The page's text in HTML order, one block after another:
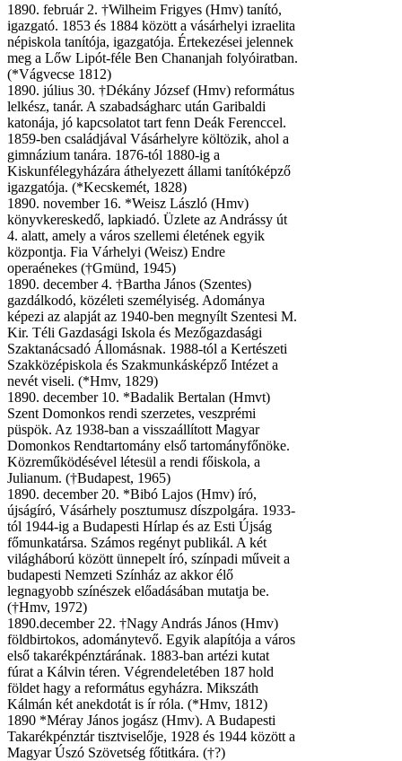
1890. február 2. †Wilheim Frigyes (Hmv) tanító,
igazgató. 1853 és 1884 között a vásárhelyi izraelita
népiskola tanítója, igazgatója. Értekezései jelennek
meg a Lőw Lipót-féle Ben Chananjah folyóiratban.
(*Vágvecse 1812)
1890. július 30. †Dékány József (Hmv) református
lelkész, tanár. A szabadságharc után Garibaldi
katonája, jó kapcsolatot tart fenn Deák Ferenccel.
1859-ben családjával Vásárhelyre költözik, ahol a
gimnázium tanára. 1876-tól 1880-ig a
Kiskunfélegyházára áthelyezett állami tanítóképző
igazgatója. (*Kecskemét, 1828)
1890. november 16. *Weisz László (Hmv)
könyvkereskedő, lapkiadó. Üzlete az Andrássy út
4. alatt, amely a város szellemi életének egyik
központja. Fia Várhelyi (Weisz) Endre
operaénekes (†Gmünd, 1945)
1890. december 4. †Bartha János (Szentes)
gazdálkodó, közéleti személyiség. Adománya
képezi az alapját az 1940-ben megnyílt Szentesi M.
Kir. Téli Gazdasági Iskola és Mezőgazdasági
Szaktanácsadó Állomásnak. 1988-tól a Kertészeti
Szakközépiskola és Szakmunkásképző Intézet a
nevét viseli. (*Hmv, 1829)
1890. december 10. *Badalik Bertalan (Hmvt)
Szent Domonkos rendi szerzetes, veszprémi
püspök. Az 1938-ban a visszaállított Magyar
Domonkos Rendtartomány első tartományfőnöke.
Közreműködésével létesül a rendi főiskola, a
Julianum. (†Budapest, 1965)
1890. december 20. *Bibó Lajos (Hmv) író,
újságíró, Vásárhely posztumusz díszpolgára. 1933-
tól 1944-ig a Budapesti Hírlap és az Esti Újság
főmunkatársa. Számos regényt publikál. A két
világháború között ünnepelt író, színpadi műveit a
budapesti Nemzeti Színház az akkor élő
legnagyobb színészek előadásában mutatja be.
(†Hmv, 1972)
1890.december 22. †Nagy András János (Hmv)
földbirtokos, adománytevő. Egyik alapítója a város
első takarékpénztárának. 1883-ban artézi kutat
fúrat a Kálvin téren. Végrendeletében 187 hold
földet hagy a református egyházra. Mikszáth
Kálmán két anekdotát is ír róla. (*Hmv, 1812)
1890 *Méray János jogász (Hmv). A Budapesti
Takarékpénztár tisztviselője, 1928 és 1944 között a
Magyar Úszó Szövetség főtitkára. (†?)